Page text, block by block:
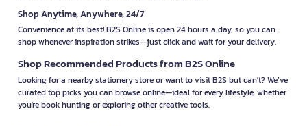
Shop Anytime, Anywhere, 24/7
Convenience at its best! B2S Online is open 24 hours a day, so you can
shop whenever inspiration strikes—just click and wait for your delivery.
Shop Recommended Products from B2S Online
Looking for a nearby stationery store or want to visit B2S but can't? We’ve
curated top picks you can browse online—ideal for every lifestyle, whether
you're book hunting or exploring other creative tools.